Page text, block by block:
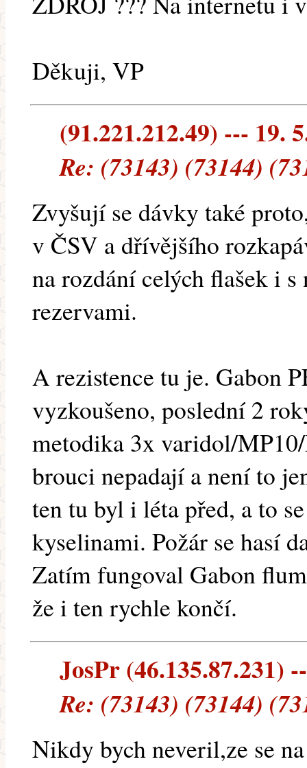
Děkuji, VP
(91.221.212.49) --- 19.
Re: (73143) (73144)
Zvyšují se dávky také
v ČSV a dřívějšího
na rozdání celých flašek i
rezervami.
A rezistence tu je. Gabon
vyzkoušeno, poslední 2
metodika 3x varidol/
brouci nepadají a není to
ten tu byl i léta před, a to
kyselinami. Požár se hasí
Zatím fungoval Gabon
že i ten rychle končí.
JosPr (46.135.87.231)
Re: (73143) (73144)
Nikdy bych neveril,ze se